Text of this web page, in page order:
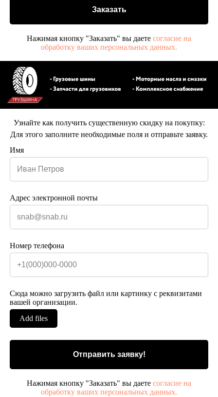
Заказать
Нажимая кнопку "Заказать" вы даете согласие на
обработку ваших персональных данных.
Узнайте как получить существенную скидку на покупку:
Для этого заполните необходимые поля и отправьте заявку.
Имя
Адрес электронной почты
Номер телефона
Сюда можно загрузить файл или картинку с реквизитами
вашей организации.
Add files
Отправить заявку!
Нажимая кнопку "Заказать" вы даете согласие на
обработку ваших персональных данных.